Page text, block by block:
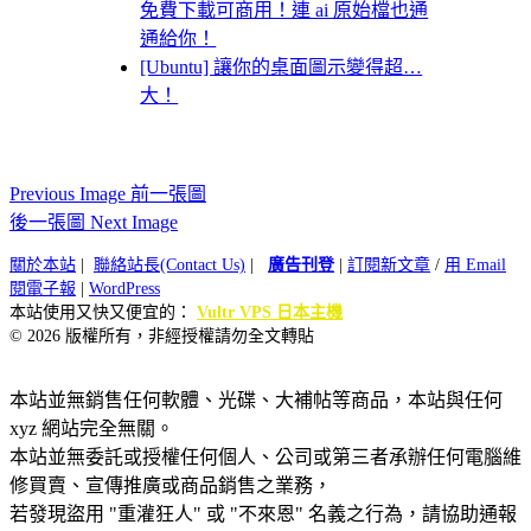
免費下載可商用！連 ai 原始檔也通
通給你！
[Ubuntu] 讓你的桌面圖示變得超…
大！
Previous Image 前一張圖
後一張圖 Next Image
關於本站 聯絡站長(Contact Us) 廣告刊登| 訂閱新文章 / 用 Email
閱電子報
WordPress
本站使用又快又便宜的： Vultr VPS 日本主機
© 2026 版權所有，非經授權請勿全文轉貼
本站並無銷售任何軟體、光碟、大補帖等商品，本站與任何
xyz 網站完全無關。
本站並無委託或授權任何個人、公司或第三者承辦任何電腦維
修買賣、宣傳推廣或商品銷售之業務，
若發現盜用 "重灌狂人" 或 "不來恩" 名義之行為，請協助通報